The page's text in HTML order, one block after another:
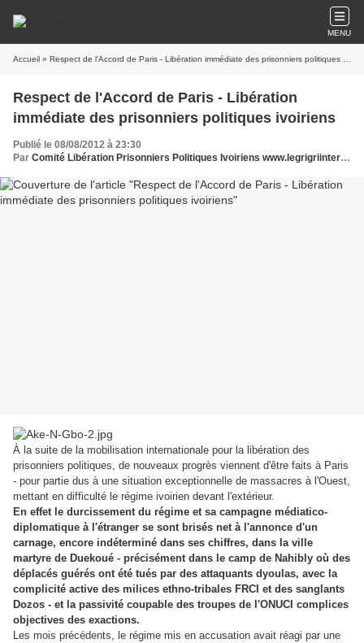
MENU
Accueil » Respect de l'Accord de Paris - Libération immédiate des prisonniers politiques ivoiriens
Respect de l'Accord de Paris - Libération
immédiate des prisonniers politiques ivoiriens
Publié le 08/08/2012 à 23:30
Par Comité Libération Prisonniers Politiques Ivoiriens www.legrigriinternational.com
À la suite de la mobilisation internationale pour la libération des
prisonniers politiques, de nouveaux progrès viennent d'être faits à Paris
- pour partie dus à une situation exceptionnelle de massacres à l'Ouest,
mettant en difficulté le régime ivoirien devant l'extérieur.
En effet le durcissement du régime et sa campagne médiatico-
diplomatique à l'étranger se sont brisés net à l'annonce d'un
carnage, encore indéterminé dans ses chiffres, dans la ville
martyre de Duekoué - précisément dans le camp de Nahibly où des
déplacés guérés ont été tués par des attaquants dyoulas, avec la
complicité active des milices ethno-tribales FRCI et des sanglants
Dozos - et la passivité coupable des troupes de l'ONUCI complices
objectives des exactions.
Les mois précédents, le régime mis en accusation avait réagi par une